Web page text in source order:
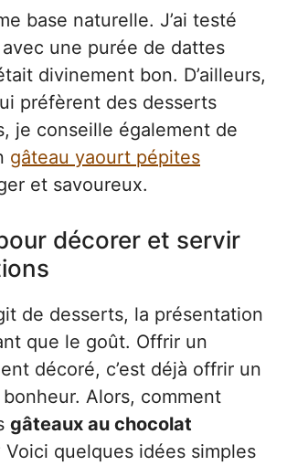
base naturelle. J’ai testé
une purée de dattes
divinement bon. D’ailleurs,
préfèrent des desserts
je conseille également de
gâteau yaourt pépites
et savoureux.
décorer et servir
de desserts, la présentation
que le goût. Offrir un
décoré, c’est déjà offrir un
Alors, comment
gâteaux au chocolat
Voici quelques idées simples